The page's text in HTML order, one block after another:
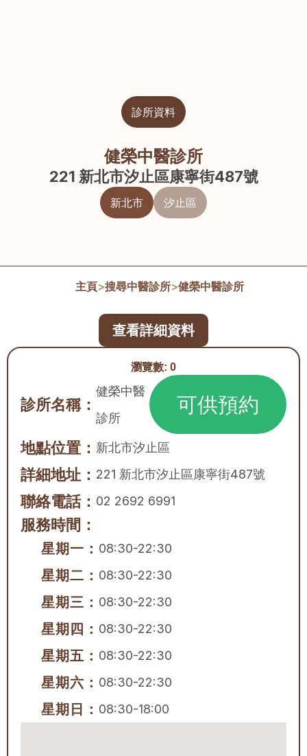
診所資料
健榮中醫診所
221 新北市汐止區康寧街487號
新北市 汐止區
主頁>搜尋中醫診所>健榮中醫診所
瀏覽數: 0
診所名稱：
健榮中醫
診所
可供預約
地點位置： 新北市汐止區
詳細地址： 221 新北市汐止區康寧街487號
聯絡電話： 02 2692 6991
服務時間：
星期一： 08:30-22:30
星期二： 08:30-22:30
星期三： 08:30-22:30
星期四： 08:30-22:30
星期五： 08:30-22:30
星期六： 08:30-22:30
星期日： 08:30-18:00
查看詳細資料